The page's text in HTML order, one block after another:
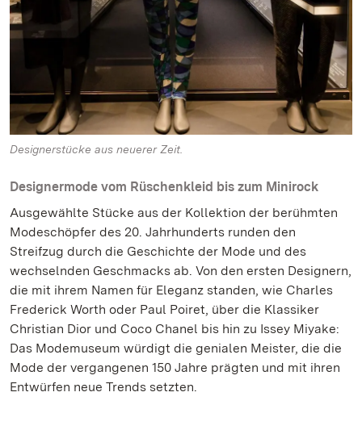
Designerstücke aus neuerer Zeit.
Designermode vom Rüschenkleid bis zum Minirock
Ausgewählte Stücke aus der Kollektion der berühmten
Modeschöpfer des 20. Jahrhunderts runden den
Streifzug durch die Geschichte der Mode und des
wechselnden Geschmacks ab. Von den ersten Designern,
die mit ihrem Namen für Eleganz standen, wie Charles
Frederick Worth oder Paul Poiret, über die Klassiker
Christian Dior und Coco Chanel bis hin zu Issey Miyake:
Das Modemuseum würdigt die genialen Meister, die die
Mode der vergangenen 150 Jahre prägten und mit ihren
Entwürfen neue Trends setzten.